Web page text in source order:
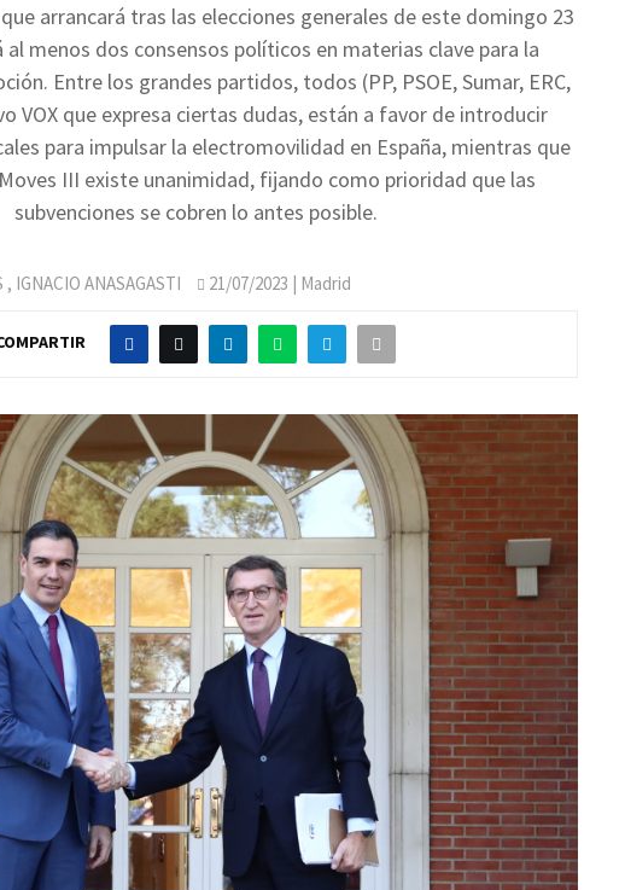
arrancará tras las elecciones generales de este domingo 23
al menos dos consensos políticos en materias clave para la
Entre los grandes partidos, todos (PP, PSOE, Sumar, ERC,
VOX que expresa ciertas dudas, están a favor de introducir
para impulsar la electromovilidad en España, mientras que
III existe unanimidad, fijando como prioridad que las
subvenciones se cobren lo antes posible.
, IGNACIO ANASAGASTI 21/07/2023 | Madrid